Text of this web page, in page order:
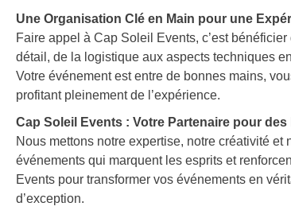
Une Organisation Clé en Main pour une
Faire appel à Cap Soleil Events, c’est
détail, de la logistique aux aspects techniques
Votre événement est entre de bonnes mains,
profitant pleinement de l’expérience.
Cap Soleil Events : Votre Partenaire pour
Nous mettons notre expertise, notre créativité
événements qui marquent les esprits et
Events pour transformer vos événements en
d’exception.